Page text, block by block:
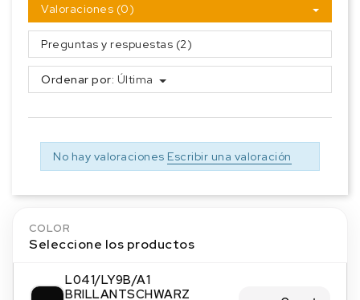
Valoraciones (0)
Preguntas y respuestas (2)
Ordenar por: Última
No hay valoraciones Escribir una valoración
COLOR
Seleccione los productos
L041/LY9B/A1
BRILLANTSCHWARZ